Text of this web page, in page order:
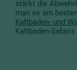
stärkt die
man es am
Kaltbaden- und
Kaltbaden-